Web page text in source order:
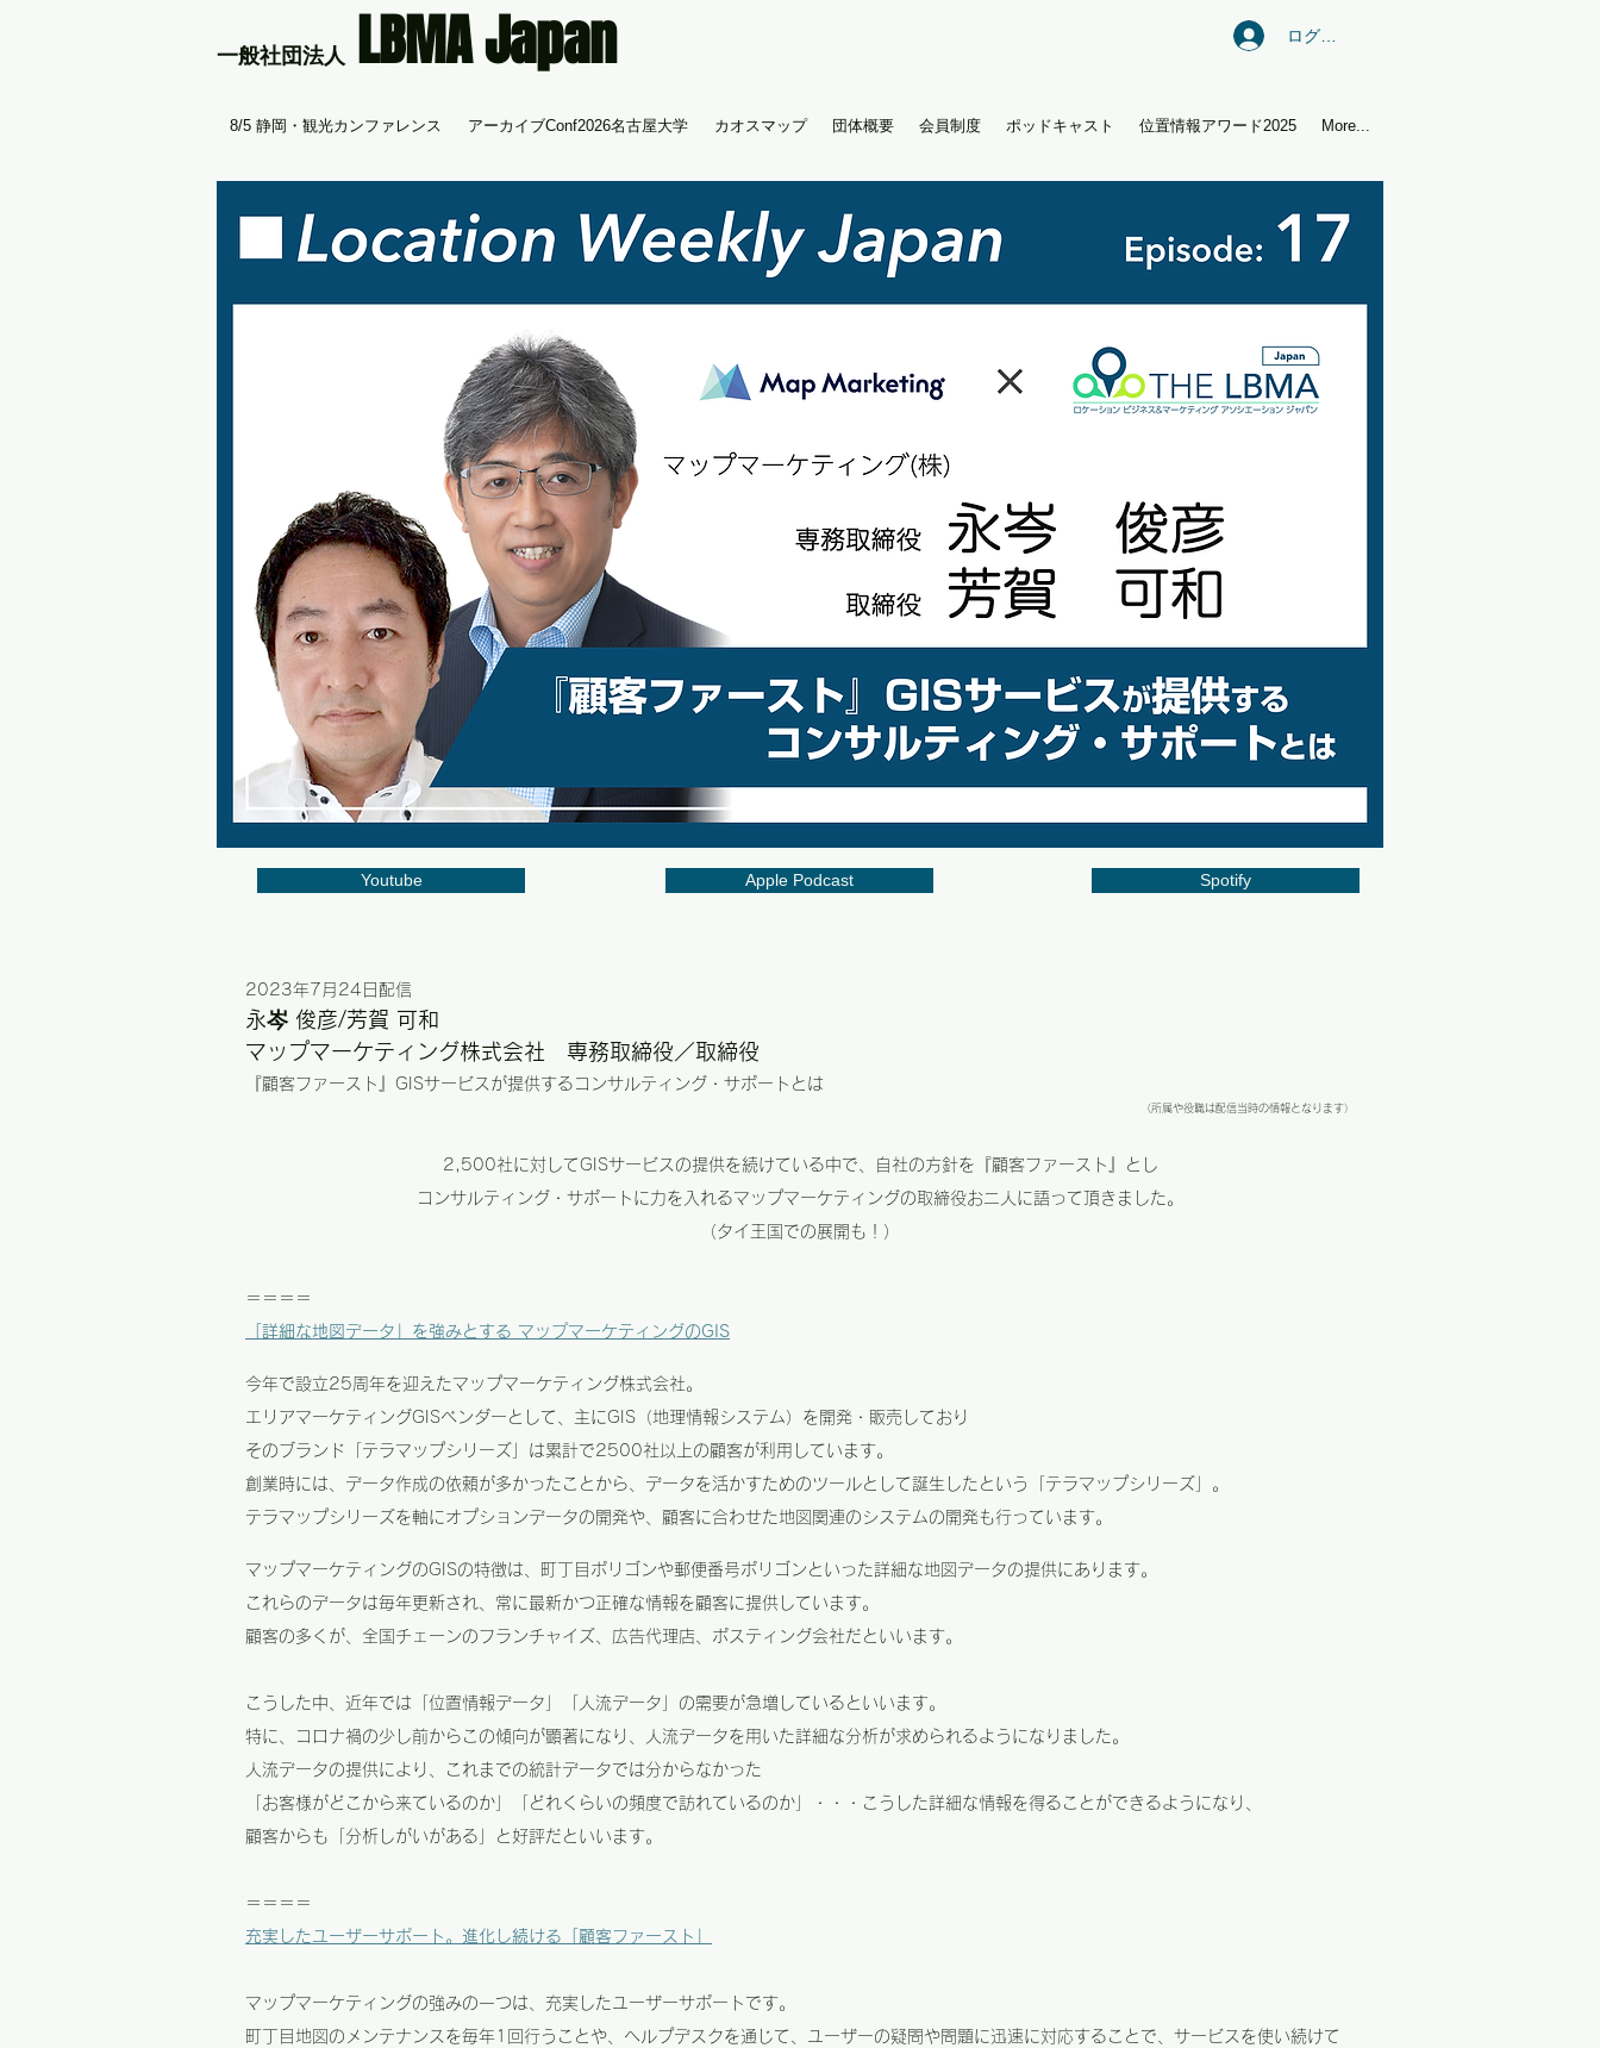
​一般社団法人 LBMA Japan ログイン
8/5 静岡・観光カンファレンス アーカイブConf2026名古屋大学 カオスマップ 団体概要 会員制度 ポッドキャスト 位置情報アワード2025 More...
Youtube Apple Podcast Spotify
2023年7月24日配信
永岑 俊彦/芳賀 可和
マップマーケティング株式会社 専務取締役／取締役
『顧客ファースト』GISサービスが提供するコンサルティング・サポートとは
（所属や役職は配信当時の情報となります）
2,500社に対してGISサービスの提供を続けている中で、自社の方針を『顧客ファースト』とし
コンサルティング・サポートに力を入れるマップマーケティングの取締役お二人に語って頂きました。
（タイ王国での展開も！）
＝＝＝＝
「詳細な地図データ」を強みとする マップマーケティングのGIS
今年で設立25周年を迎えたマップマーケティング株式会社。
エリアマーケティングGISベンダーとして、主にGIS（地理情報システム）を開発・販売しており
そのブランド「テラマップシリーズ」は累計で2500社以上の顧客が利用しています。
創業時には、データ作成の依頼が多かったことから、データを活かすためのツールとして誕生したという「テラマップシリーズ」。
テラマップシリーズを軸にオプションデータの開発や、顧客に合わせた地図関連のシステムの開発も行っています。
マップマーケティングのGISの特徴は、町丁目ポリゴンや郵便番号ポリゴンといった詳細な地図データの提供にあります。
これらのデータは毎年更新され、常に最新かつ正確な情報を顧客に提供しています。
顧客の多くが、全国チェーンのフランチャイズ、広告代理店、ポスティング会社だといいます。
こうした中、近年では「位置情報データ」「人流データ」の需要が急増しているといいます。
特に、コロナ禍の少し前からこの傾向が顕著になり、人流データを用いた詳細な分析が求められるようになりました。
人流データの提供により、これまでの統計データでは分からなかった
「お客様がどこから来ているのか」「どれくらいの頻度で訪れているのか」・・・こうした詳細な情報を得ることができるようになり、
顧客からも「分析しがいがある」と好評だといいます。
＝＝＝＝
充実したユーザーサポート。進化し続ける「顧客ファースト」
マップマーケティングの強みの一つは、充実したユーザーサポートです。
町丁目地図のメンテナンスを毎年1回行うことや、ヘルプデスクを通じて、ユーザーの疑問や問題に迅速に対応することで、サービスを使い続けて